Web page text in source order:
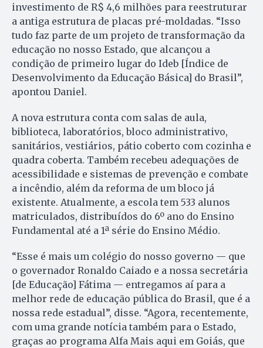
investimento de R$ 4,6 milhões para reestruturar
a antiga estrutura de placas pré-moldadas. “Isso
tudo faz parte de um projeto de transformação da
educação no nosso Estado, que alcançou a
condição de primeiro lugar do Ideb [Índice de
Desenvolvimento da Educação Básica] do Brasil”,
apontou Daniel.
A nova estrutura conta com salas de aula,
biblioteca, laboratórios, bloco administrativo,
sanitários, vestiários, pátio coberto com cozinha e
quadra coberta. Também recebeu adequações de
acessibilidade e sistemas de prevenção e combate
a incêndio, além da reforma de um bloco já
existente. Atualmente, a escola tem 533 alunos
matriculados, distribuídos do 6º ano do Ensino
Fundamental até a 1ª série do Ensino Médio.
“Esse é mais um colégio do nosso governo — que
o governador Ronaldo Caiado e a nossa secretária
[de Educação] Fátima — entregamos aí para a
melhor rede de educação pública do Brasil, que é a
nossa rede estadual”, disse. “Agora, recentemente,
com uma grande notícia também para o Estado,
graças ao programa Alfa Mais aqui em Goiás, que